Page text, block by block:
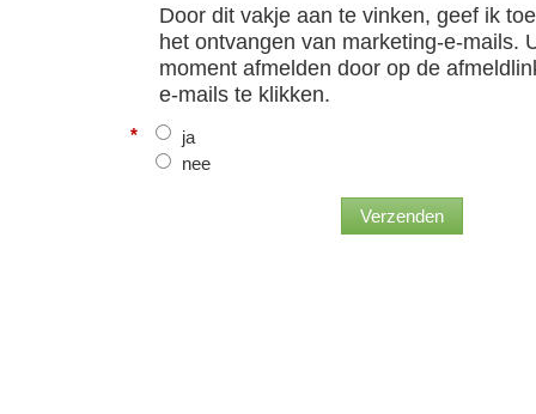
Door dit vakje aan te vinken, geef ik
het ontvangen van marketing-e-mails.
moment afmelden door op de
e-mails te klikken.
*
ja
nee
Verzenden